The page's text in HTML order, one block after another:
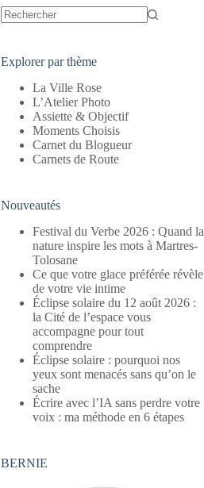
Explorer par thème
La Ville Rose
L’Atelier Photo
Assiette & Objectif
Moments Choisis
Carnet du Blogueur
Carnets de Route
Nouveautés
Festival du Verbe 2026 : Quand la
nature inspire les mots à Martres-
Tolosane
Ce que votre glace préférée révèle
de votre vie intime
Éclipse solaire du 12 août 2026 :
la Cité de l’espace vous
accompagne pour tout
comprendre
Éclipse solaire : pourquoi nos
yeux sont menacés sans qu’on le
sache
Écrire avec l’IA sans perdre votre
voix : ma méthode en 6 étapes
BERNIE